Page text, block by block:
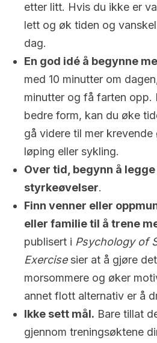
etter litt. Hvis du ikke er
lett og øk tiden og
dag.
En god idé å begynne
med 10 minutter om
minutter og få farten opp.
bedre form, kan du øke
gå videre til mer krevende
løping eller sykling.
Over tid, begynn å
styrkeøvelser.
Finn venner eller
eller familie til å trene
publisert i Psychology of
Exercisesier at å gjøre
morsommere og øker
annet flott alternativ er å
Ikke sett mål. Bare tillat
gjennom treningsøktene